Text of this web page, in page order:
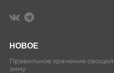
НОВОЕ
Правильное хранение
зиму